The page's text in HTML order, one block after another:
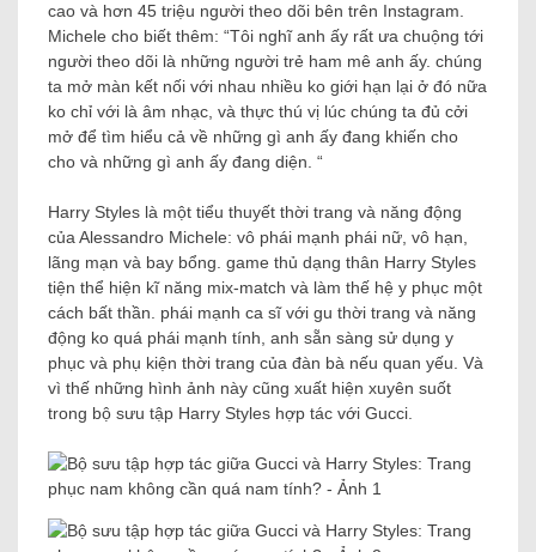
cao và hơn 45 triệu người theo dõi bên trên Instagram.
Michele cho biết thêm: “Tôi nghĩ anh ấy rất ưa chuộng tới
người theo dõi là những người trẻ ham mê anh ấy. chúng
ta mở màn kết nối với nhau nhiều ko giới hạn lại ở đó nữa
ko chỉ với là âm nhạc, và thực thú vị lúc chúng ta đủ cởi
mở để tìm hiểu cả về những gì anh ấy đang khiến cho
cho và những gì anh ấy đang diện. “
Harry Styles là một tiểu thuyết thời trang và năng động
của Alessandro Michele: vô phái mạnh phái nữ, vô hạn,
lãng mạn và bay bổng. game thủ dạng thân Harry Styles
tiện thể hiện kĩ năng mix-match và làm thế hệ y phục một
cách bất thần. phái mạnh ca sĩ với gu thời trang và năng
động ko quá phái mạnh tính, anh sẵn sàng sử dụng y
phục và phụ kiện thời trang của đàn bà nếu quan yếu. Và
vì thế những hình ảnh này cũng xuất hiện xuyên suốt
trong bộ sưu tập Harry Styles hợp tác với Gucci.